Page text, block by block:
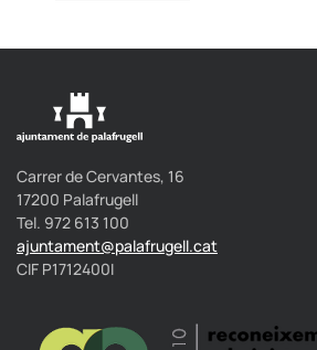
Carrer de Cervantes, 16
17200 Palafrugell
Tel. 972 613 100
ajuntament@palafrugell.cat
CIF P1712400I